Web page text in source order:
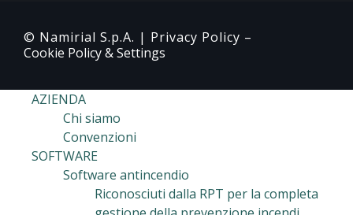
© Namirial S.p.A. | Privacy Policy –
Cookie Policy & Settings
AZIENDA
Chi siamo
Convenzioni
SOFTWARE
Software antincendio
Riconosciuti dalla RPT per la completa